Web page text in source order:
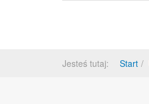
Jesteś tutaj: Start